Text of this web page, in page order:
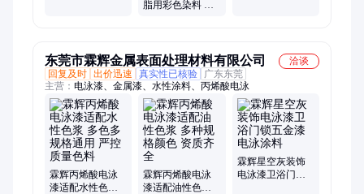
脂用彩色染料 地
东莞市霖辉金属表面处理材料有限公司
洽谈
回复及时 出价迅速 真实性已核验
广东东莞
主营： 电泳漆、金属漆、水性涂料、丙烯酸电泳
霖辉丙烯酸电泳
漆适配水性色浆
霖辉丙烯酸电泳
漆适配油性色浆
霖辉星空灰装饰
电泳漆卫浴门锁